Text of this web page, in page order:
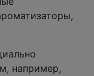
например,